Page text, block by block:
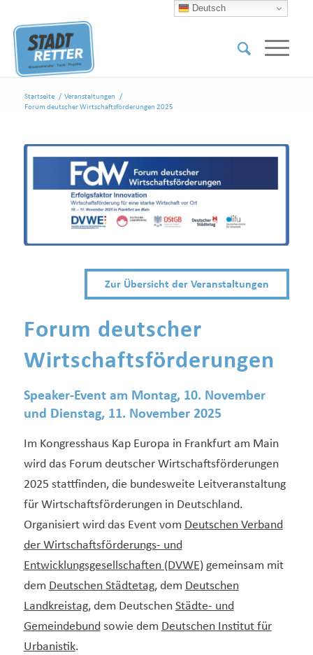
Startseite / Veranstaltungen
/
Forum deutscher Wirtschaftsförderungen 2025
Zur Übersicht der Veranstaltungen
Forum deutscher
Wirtschaftsförderungen
Speaker-Event am Montag, 10. November
und Dienstag, 11. November 2025
Im Kongresshaus Kap Europa in Frankfurt am Main
wird das Forum deutscher Wirtschaftsförderungen
2025 stattfinden, die bundesweite Leitveranstaltung
für Wirtschaftsförderungen in Deutschland.
Organisiert wird das Event vom Deutschen Verband
der Wirtschaftsförderungs- und
Entwicklungsgesellschaften (DVWE)gemeinsam mit
dem Deutschen Städtetag, dem Deutschen
Landkreistag, dem Deutschen Städte- und
Gemeindebundsowie dem Deutschen Institut für
Urbanistik.
Deutsch